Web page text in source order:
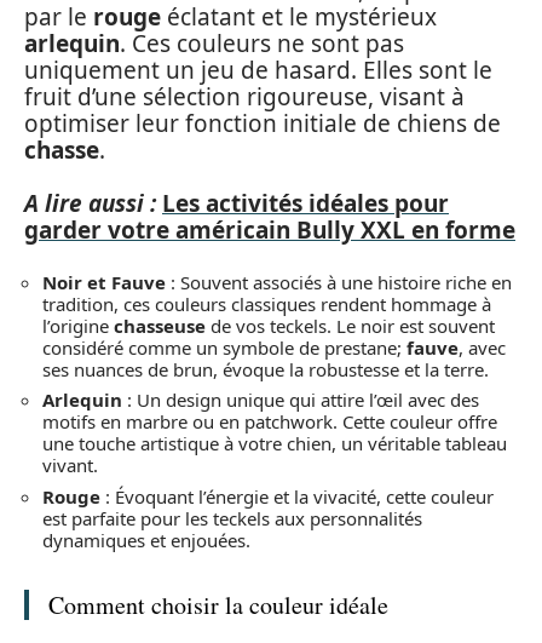
par le rouge éclatant et le mystérieux
arlequin. Ces couleurs ne sont pas
uniquement un jeu de hasard. Elles sont le
fruit d’une sélection rigoureuse, visant à
optimiser leur fonction initiale de chiens de
chasse.
A lire aussi : Les activités idéales pour
garder votre américain Bully XXL en forme
Noir et Fauve : Souvent associés à une histoire riche en
tradition, ces couleurs classiques rendent hommage à
l’origine chasseuse de vos teckels. Le noir est souvent
considéré comme un symbole de prestane; fauve, avec
ses nuances de brun, évoque la robustesse et la terre.
Arlequin : Un design unique qui attire l’œil avec des
motifs en marbre ou en patchwork. Cette couleur offre
une touche artistique à votre chien, un véritable tableau
vivant.
Rouge : Évoquant l’énergie et la vivacité, cette couleur
est parfaite pour les teckels aux personnalités
dynamiques et enjouées.
Comment choisir la couleur idéale